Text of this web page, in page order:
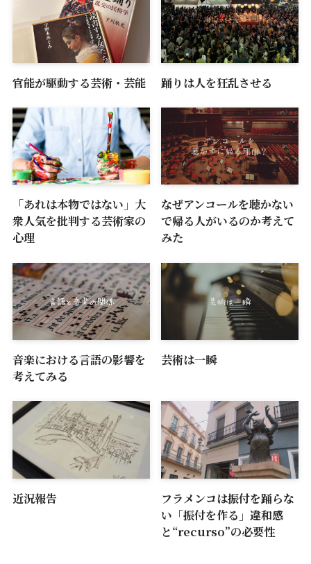
官能が駆動する芸術・芸能 踊りは人を狂乱させる
「あれは本物ではない」大
衆人気を批判する芸術家の
心理
なぜアンコールを聴かない
で帰る人がいるのか考えて
みた
音楽における言語の影響を
考えてみる
芸術は一瞬
近況報告
フラメンコは振付を踊らな
い「振付を作る」違和感
と“recurso”の必要性